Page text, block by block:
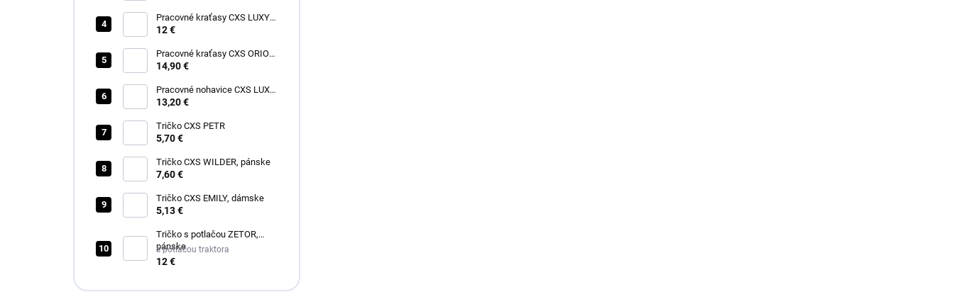
Pracovné kraťasy CXS LUXY
TOMÁŠ, pánske
12 €
Pracovné kraťasy CXS ORION
DAVID, pánske
14,90 €
Pracovné nohavice CXS LUXY
JOSEF, pánske
13,20 €
Tričko CXS PETR
5,70 €
Tričko CXS WILDER, pánske
7,60 €
Tričko CXS EMILY, dámske
5,13 €
Tričko s potlačou ZETOR,
pánske
s potlačou traktora
12 €